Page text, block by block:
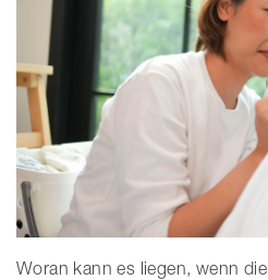
Woran kann es liegen, wenn